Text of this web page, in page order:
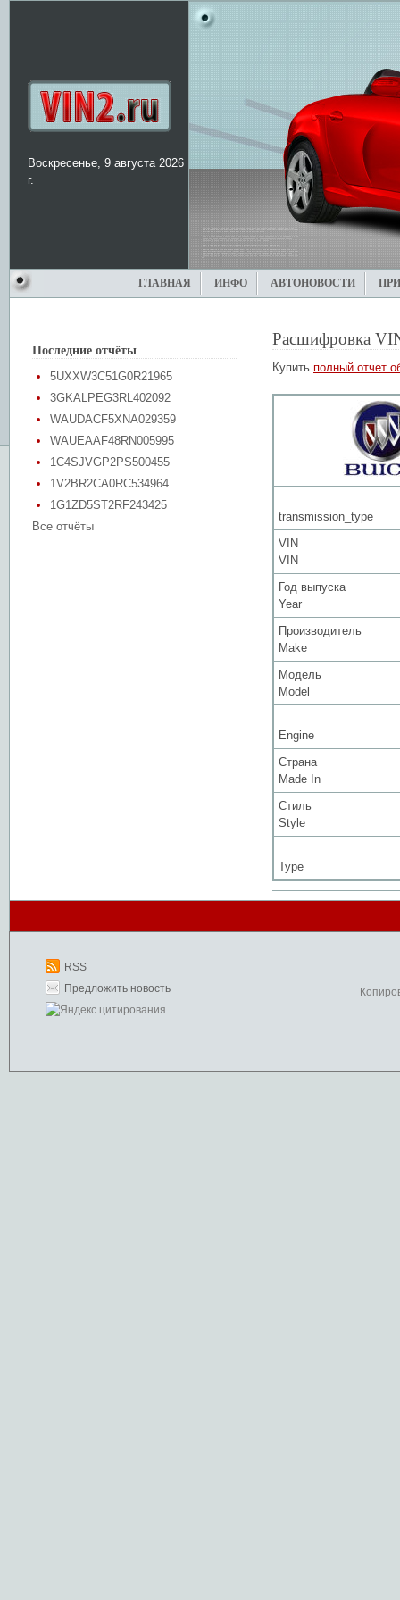
Воскресенье, 9 августа 2026
г.
ГЛАВНАЯ ИНФО АВТОНОВОСТИ
Последние отчёты
5UXXW3C51G0R21965
3GKALPEG3RL402092
WAUDACF5XNA029359
WAUEAAF48RN005995
1C4SJVGP2PS500455
1V2BR2CA0RC534964
1G1ZD5ST2RF243425
Все отчёты
Расшифровка
Купить полный отчет
transmission_type
VIN
VIN
Год выпуска
Year
Производитель
Make
Модель
Model
Engine
Страна
Made In
Стиль
Style
Type
RSS
Предложить новость